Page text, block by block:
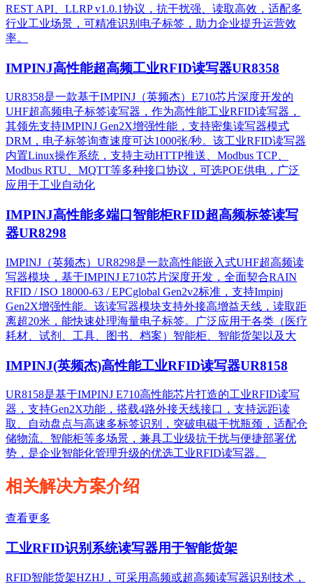
REST API、LLRP v1.0.1协议，抗干扰强、读取高效，适配多
行业工业场景，可精准识别电子标签，助力企业提升运营效
率。
IMPINJ高性能超高频工业RFID读写器UR8358
UR8358是一款基于IMPINJ（英频杰）E710芯片深度开发的
UHF超高频电子标签读写器，作为高性能工业RFID读写器，
其领先支持IMPINJ Gen2X增强性能，支持密集读写器模式
DRM，电子标签询查速度可达1000张/秒。该工业RFID读写器
内置Linux操作系统，支持主动HTTP推送、Modbus TCP、
Modbus RTU、MQTT等多种接口协议，可选POE供电，广泛
应用于工业自动化
IMPINJ高性能多端口智能柜RFID超高频标签读写
器UR8298
IMPINJ（英频杰）UR8298是一款高性能嵌入式UHF超高频读
写器模块，基于IMPINJ E710芯片深度开发，全面契合RAIN
RFID / ISO 18000-63 / EPCglobal Gen2v2标准，支持Impinj
Gen2X增强性能。该读写器模块支持外接高增益天线，读取距
离超20米，能快速处理海量电子标签。广泛应用于各类（医疗
耗材、试剂、工具、图书、档案）智能柜、智能货架以及大
IMPINJ(英频杰)高性能工业RFID读写器UR8158
UR8158是基于IMPINJ E710高性能芯片打造的工业RFID读写
器，支持Gen2X功能，搭载4路外接天线接口，支持远距读
取、自动盘点与高速多标签识别，突破电磁干扰瓶颈，适配仓
储物流、智能柜等多场景，兼具工业级抗干扰与便捷部署优
势，是企业智能化管理升级的优选工业RFID读写器。
相关解决方案介绍
查看更多
工业RFID识别系统读写器用于智能货架
RFID智能货架HZHJ，可采用高频或超高频读写器识别技术，